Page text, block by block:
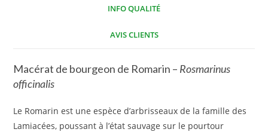
INFO QUALITÉ
AVIS CLIENTS
Macérat de bourgeon de Romarin – Rosmarinus
officinalis
Le Romarin est une espèce d’arbrisseaux de la famille des
Lamiacées, poussant à l’état sauvage sur le pourtour